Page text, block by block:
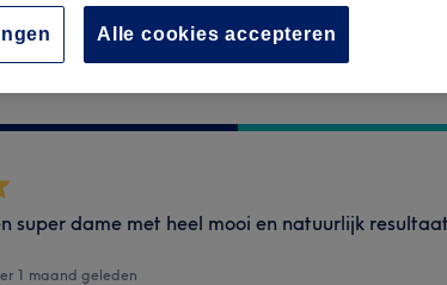
Medewerkers
super dame met heel mooi en natuurlijk
1 maand geleden
Alle cookies accepteren